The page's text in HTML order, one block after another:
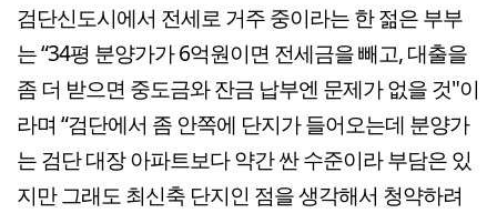
검단신도시에서 전세로 거주 중이라는 한 젊은 부부
는 “34평 분양가가 6억원이면 전세금을 빼고, 대출을
좀 더 받으면 중도금와 잔금 납부엔 문제가 없을 것"이
라며 “검단에서 좀 안쪽에 단지가 들어오는데 분양가
는 검단 대장 아파트보다 약간 싼 수준이라 부담은 있
지만 그래도 최신축 단지인 점을 생각해서 청약하려